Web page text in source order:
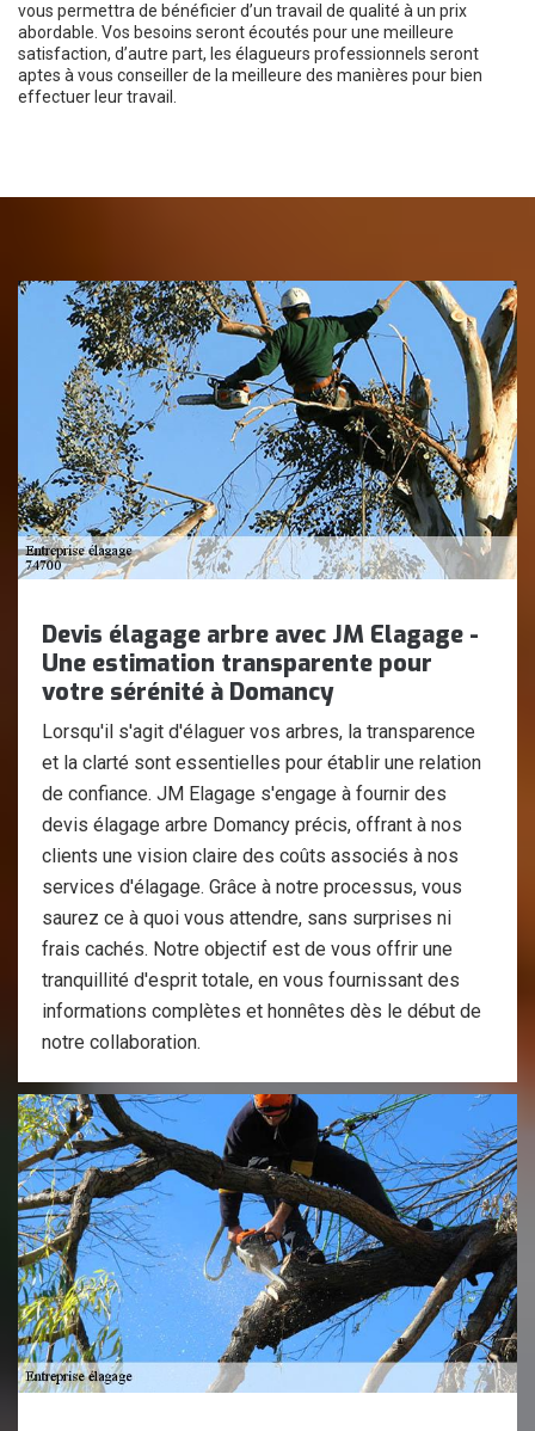
vous permettra de bénéficier d’un travail de qualité à un prix
abordable. Vos besoins seront écoutés pour une meilleure
satisfaction, d’autre part, les élagueurs professionnels seront
aptes à vous conseiller de la meilleure des manières pour bien
effectuer leur travail.
Devis élagage arbre avec JM Elagage -
Une estimation transparente pour
votre sérénité à Domancy
Lorsqu'il s'agit d'élaguer vos arbres, la transparence
et la clarté sont essentielles pour établir une relation
de confiance. JM Elagage s'engage à fournir des
devis élagage arbre Domancy précis, offrant à nos
clients une vision claire des coûts associés à nos
services d'élagage. Grâce à notre processus, vous
saurez ce à quoi vous attendre, sans surprises ni
frais cachés. Notre objectif est de vous offrir une
tranquillité d'esprit totale, en vous fournissant des
informations complètes et honnêtes dès le début de
notre collaboration.